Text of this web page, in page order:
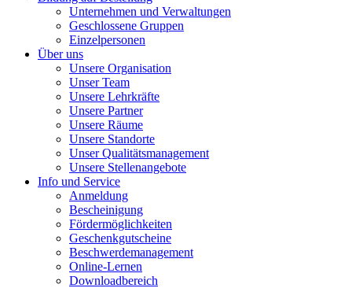
Unternehmen und Verwaltungen
Geschlossene Gruppen
Einzelpersonen
Über uns
Unsere Organisation
Unser Team
Unsere Lehrkräfte
Unsere Partner
Unsere Räume
Unsere Standorte
Unser Qualitätsmanagement
Unsere Stellenangebote
Info und Service
Anmeldung
Bescheinigung
Fördermöglichkeiten
Geschenkgutscheine
Beschwerdemanagement
Online-Lernen
Downloadbereich